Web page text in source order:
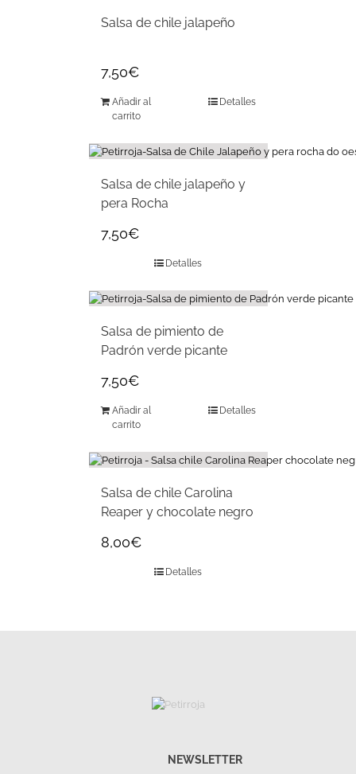
Salsa de chile jalapeño
7,50€
Añadir al
carrito
Detalles
Salsa de chile jalapeño y
pera Rocha
7,50€
Detalles
Salsa de pimiento de
Padrón verde picante
7,50€
Añadir al
carrito
Detalles
Salsa de chile Carolina
Reaper y chocolate negro
8,00€
Detalles
NEWSLETTER